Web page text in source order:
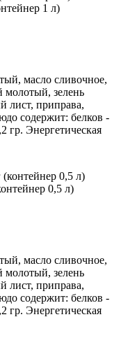
1 л)
масло сливочное,
молотый, зелень
лист, приправа,
содержит: белков -
гр. Энергетическая
0,5 л)
масло сливочное,
молотый, зелень
лист, приправа,
содержит: белков -
гр. Энергетическая